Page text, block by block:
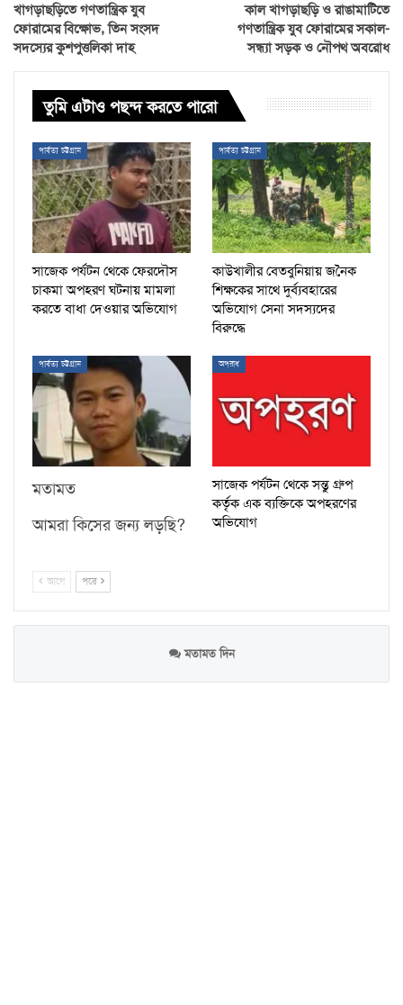
খাগড়াছড়িতে গণতান্ত্রিক যুব
ফোরামের বিক্ষোভ, তিন সংসদ
সদস্যের কুশপুত্তলিকা দাহ
কাল খাগড়াছড়ি ও রাঙামাটিতে
গণতান্ত্রিক যুব ফোরামের সকাল-
সন্ধ্যা সড়ক ও নৌপথ অবরোধ
তুমি এটাও পছন্দ করতে পারো
পার্বত্য চট্টগ্রাম
সাজেক পর্যটন থেকে ফেরদৌস
চাকমা অপহরণ ঘটনায় মামলা
করতে বাধা দেওয়ার অভিযোগ
পার্বত্য চট্টগ্রাম
কাউখালীর বেতবুনিয়ায় জনৈক
শিক্ষকের সাথে দুর্ব্যবহারের
অভিযোগ সেনা সদস্যদের
বিরুদ্ধে
পার্বত্য চট্টগ্রাম
মতামত
আমরা কিসের জন্য লড়ছি?
অপরাধ
সাজেক পর্যটন থেকে সন্তু গ্রুপ
কর্তৃক এক ব্যক্তিকে অপহরণের
অভিযোগ
আগে পরে
মতামত দিন